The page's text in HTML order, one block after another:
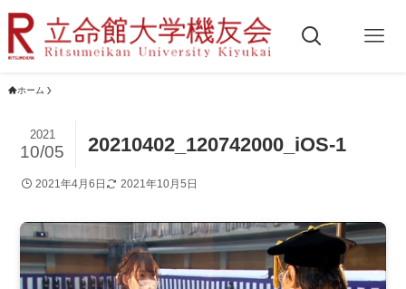
ホーム
20210402_120742000_iOS-1
2021
10/05
2021年4月6日 2021年10月5日